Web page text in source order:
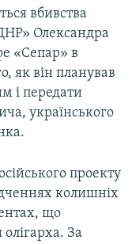
вбивства
Олександра
«Сепар» в
як він планував
і передати
українського
проекту
колишніх
що
За